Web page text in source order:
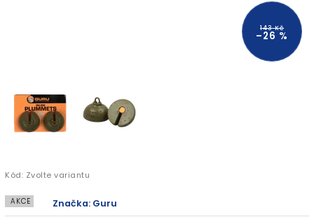
143 Kč
–26 %
Kód: Zvolte variantu
AKCE Značka: Guru